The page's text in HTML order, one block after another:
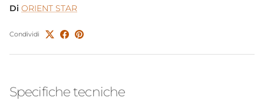
Di ORIENT STAR
Condividi
Specifiche tecniche